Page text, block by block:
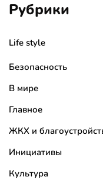
Рубрики
Life style
Безопасность
В мире
Главное
ЖКХ и
Инициативы
Культура